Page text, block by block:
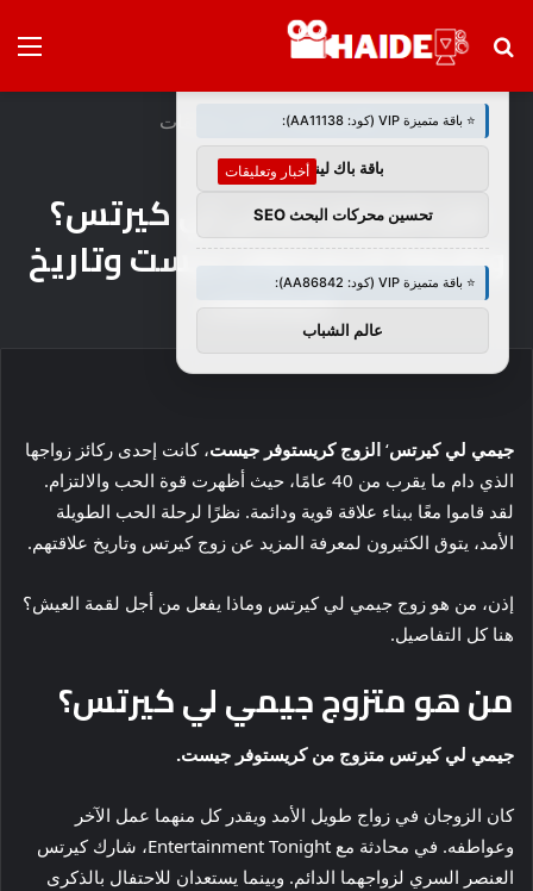
بحث
الرئيسية
أخبار وتعليقات
أخبار وتعليقات
من هو زوج جيمي لي كيرتس؟
وظيفة كريستوفر جيست وتاريخ
العلاقات
جيمي لي كيرتس‘ الزوج كريستوفر جيست، كانت إحدى ركائز زواجها
الذي دام ما يقرب من 40 عامًا، حيث أظهرت قوة الحب والالتزام.
لقد قاموا معًا ببناء علاقة قوية ودائمة. نظرًا لرحلة الحب الطويلة
الأمد، يتوق الكثيرون لمعرفة المزيد عن زوج كيرتس وتاريخ علاقتهم.
إذن، من هو زوج جيمي لي كيرتس وماذا يفعل من أجل لقمة العيش؟
هنا كل التفاصيل.
من هو متزوج جيمي لي كيرتس؟
جيمي لي كيرتس متزوج من كريستوفر جيست.
كان الزوجان في زواج طويل الأمد ويقدر كل منهما عمل الآخر
وعواطفه. في محادثة مع Entertainment Tonight، شارك كيرتس
العنصر السري لزواجهما الدائم. وبينما يستعدان للاحتفال بالذكرى
🚀 توصيات :
⭐ باقة متميزة VIP (كود: AA11138):
باقة باك لينك
تحسين محركات البحث SEO
⭐ باقة متميزة VIP (كود: AA86842):
عالم الشباب